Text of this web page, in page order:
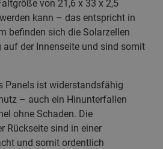
von 21,6 x 33 x 2,5
kann – das entspricht in
befinden sich die Solarzellen
der Innenseite und sind somit
Panels ist widerstandsfähig
– auch ein Hinunterfallen
ohne Schaden. Die
Rückseite sind in einer
und somit ordentlich